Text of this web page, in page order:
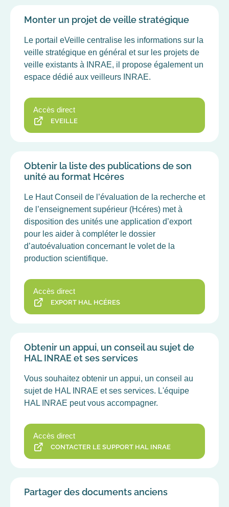
Monter un projet de veille stratégique
Le portail eVeille centralise les informations sur la
veille stratégique en général et sur les projets de
veille existants à INRAE, il propose également un
espace dédié aux veilleurs INRAE.
Accès direct
EVEILLE
Obtenir la liste des publications de son
unité au format Hcéres
Le Haut Conseil de l’évaluation de la recherche et
de l’enseignement supérieur (Hcéres) met à
disposition des unités une application d’export
pour les aider à compléter le dossier
d’autoévaluation concernant le volet de la
production scientifique.
Accès direct
EXPORT HAL HCÉRES
Obtenir un appui, un conseil au sujet de
HAL INRAE et ses services
Vous souhaitez obtenir un appui, un conseil au
sujet de HAL INRAE et ses services. L'équipe
HAL INRAE peut vous accompagner.
Accès direct
CONTACTER LE SUPPORT HAL INRAE
Partager des documents anciens